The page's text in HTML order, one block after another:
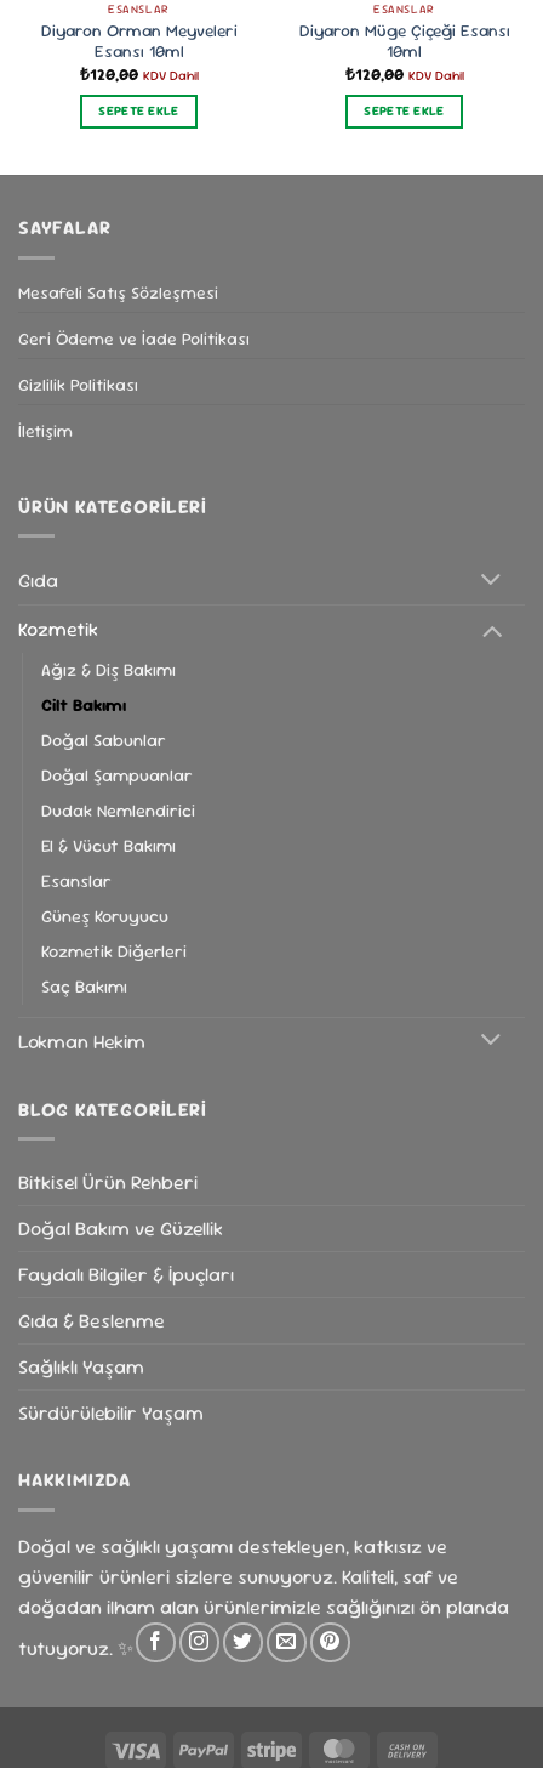
ESANSLAR
Diyaron Orman Meyveleri
Esansı 10ml
₺120,00 KDV Dahil
SEPETE EKLE
ESANSLAR
Diyaron Müge Çiçeği Esansı
10ml
₺120,00 KDV Dahil
SEPETE EKLE
SAYFALAR
Mesafeli Satış Sözleşmesi
Geri Ödeme ve İade Politikası
Gizlilik Politikası
İletişim
ÜRÜN KATEGORILERI
Gıda
Kozmetik
Ağız & Diş Bakımı
Cilt Bakımı
Doğal Sabunlar
Doğal Şampuanlar
Dudak Nemlendirici
El & Vücut Bakımı
Esanslar
Güneş Koruyucu
Kozmetik Diğerleri
Saç Bakımı
Lokman Hekim
BLOG KATEGORILERI
Bitkisel Ürün Rehberi
Doğal Bakım ve Güzellik
Faydalı Bilgiler & İpuçları
Gıda & Beslenme
Sağlıklı Yaşam
Sürdürülebilir Yaşam
HAKKIMIZDA
Doğal ve sağlıklı yaşamı destekleyen, katkısız ve
güvenilir ürünleri sizlere sunuyoruz. Kaliteli, saf ve
doğadan ilham alan ürünlerimizle sağlığınızı ön planda
tutuyoruz. ✨
Visa PayPal Stripe MasterCard